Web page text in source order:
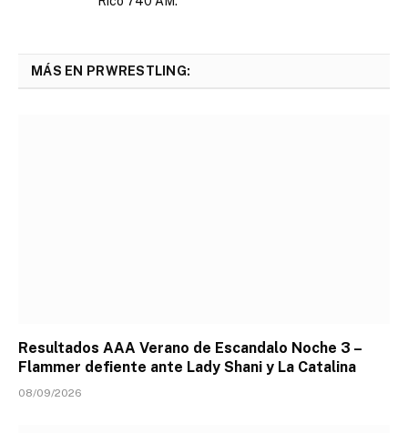
MÁS EN PRWRESTLING:
Resultados AAA Verano de Escandalo Noche 3 –
Flammer defiente ante Lady Shani y La Catalina
08/09/2026